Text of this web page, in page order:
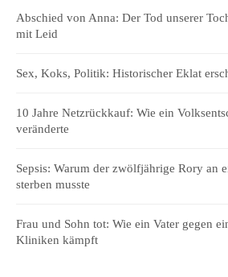
Abschied von Anna: Der Tod unserer
mit Leid
Sex, Koks, Politik: Historischer Eklat
10 Jahre Netzrückkauf: Wie ein
veränderte
Sepsis: Warum der zwölfjährige Rory an
sterben musste
Frau und Sohn tot: Wie ein Vater gegen
Kliniken kämpft